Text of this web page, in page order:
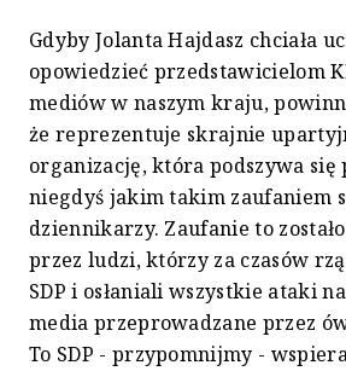
Gdyby Jolanta Hajdasz chciała
opowiedzieć przedstawicielom
mediów w naszym kraju,
że reprezentuje skrajnie
organizację, która podszywa się
niegdyś jakim takim zaufaniem
dziennikarzy. Zaufanie to
przez ludzi, którzy za czasów
SDP i osłaniali wszystkie ataki
media przeprowadzane przez
To SDP - przypomnijmy -